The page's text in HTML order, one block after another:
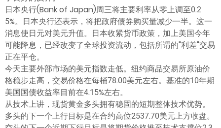
日本央行(Bank of Japan)周三将主要利率从零上调至0.2
5%。日本央行还表示，将把政府债券购买量减少一半。这一
消息使日元对美元升值。日本收紧货币政策，加上美国今年
可能降息，已经改变了全球投资流动，包括所谓的"利差"交易
正在平仓。
今天主要外部市场的美元指数走低。纽约商品交易所原油价
格稳步走高，交易价格在每桶78.00美元左右。基准的10年期
美国国债收益率目前在4.15%左右。
从技术上讲，现货黄金多头拥有稳固的短期整体技术优势。
多头的下一个上行目标是在合约高位2537.70美元上方收盘。